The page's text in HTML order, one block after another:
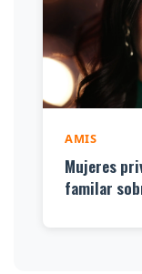
AMIS
Mujeres
familar